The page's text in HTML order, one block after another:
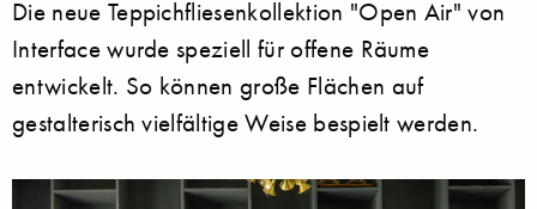
Die neue Teppichfliesenkollektion "Open Air" von
Interface wurde speziell für offene Räume
entwickelt. So können große Flächen auf
gestalterisch vielfältige Weise bespielt werden.